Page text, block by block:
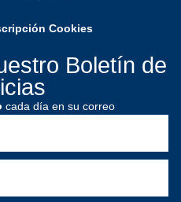
Cookies
Boletín de
cada día en su correo